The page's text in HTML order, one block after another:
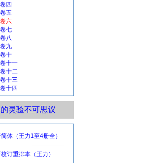
四
五
六
七
八
九
十
十一
十二
十三
十四
灵验不可思议